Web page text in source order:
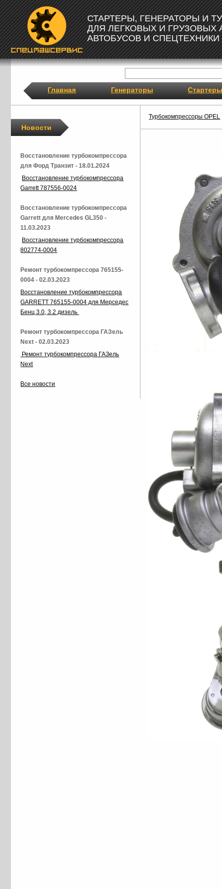
СТАРТЕРЫ, ГЕНЕРАТОРЫ И
ДЛЯ ЛЕГКОВЫХ И ГРУЗОВЫХ
АВТОБУСОВ И СПЕЦТЕХНИКИ
Главная Генераторы Стартеры
Турбокомпрессоры OPEL
Новости
Восстановление турбокомпрессора
для Форд Транзит - 18.01.2024
Восстановление турбокомпрессора
Garrett 787556-0024
Восстановление турбокомпрессора
Garrett для Mercedes GL350 -
11.03.2023
Восстановление турбокомпрессора
802774-0004
Ремонт турбокомпрессора 765155-
0004 - 02.03.2023
Восстановление турбокомпрессора
GARRETT 765155-0004 для Мерседес
Бенц 3.0, 3.2 дизель
Ремонт турбокомпрессора ГАЗель
Next - 02.03.2023
Ремонт турбокомпрессора ГАЗель
Next
Все новости